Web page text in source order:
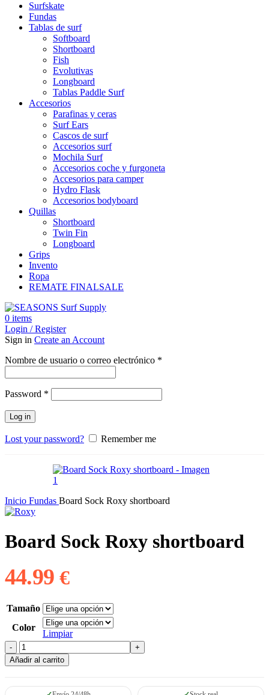
Surfskate
Fundas
Tablas de surf
Softboard
Shortboard
Fish
Evolutivas
Longboard
Tablas Paddle Surf
Accesorios
Parafinas y ceras
Surf Ears
Cascos de surf
Accesorios surf
Mochila Surf
Accesorios coche y furgoneta
Accesorios para camper
Hydro Flask
Accesorios bodyboard
Quillas
Shortboard
Twin Fin
Longboard
Grips
Invento
Ropa
REMATE FINALSALE
0 items
Login / Register
Sign in Create an Account
Nombre de usuario o correo electrónico *
Password *
Log in
Lost your password? Remember me
Inicio Fundas Board Sock Roxy shortboard
Board Sock Roxy shortboard
44.99€
Tamaño
Color
Limpiar
Board
Sock
Roxy
cantidad
Añadir al carrito